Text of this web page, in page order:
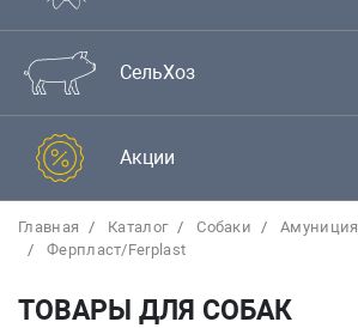
СельХоз
Акции
Главная Каталог Собаки Амуниция
Ферпласт/Ferplast
ТОВАРЫ ДЛЯ СОБАК